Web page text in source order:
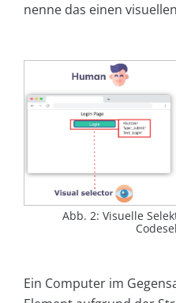
nenne das einen
Abb. 2: Visuelle
Ein Computer im